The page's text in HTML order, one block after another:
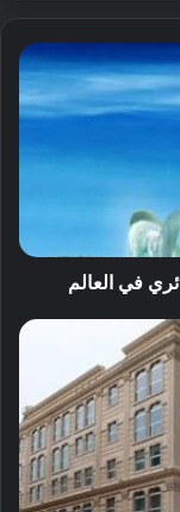
في العالم